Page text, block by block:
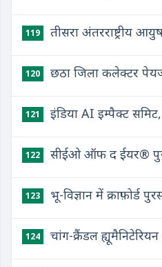
119 तीसरा अंतरराष्ट्रीय
120 छठा जिला कलेक्टर
121 इंडिया AI इम्पैक्ट
122 सीईओ ऑफ द ईयर®
123 भू-विज्ञान में क्राफ़ोर्ड
124 चांग-क्रैंडल